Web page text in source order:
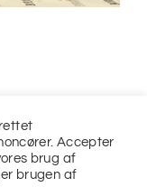
Accepter
brug af
brugen af